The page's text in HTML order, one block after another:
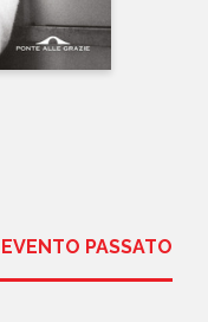
EVENTO PASSATO